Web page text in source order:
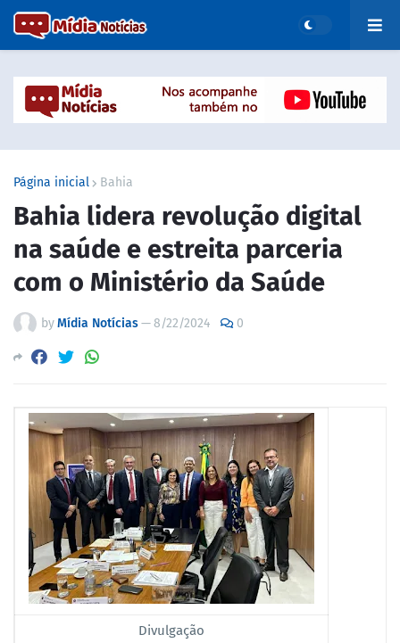
Página inicial Bahia
Bahia lidera revolução digital
na saúde e estreita parceria
com o Ministério da Saúde
byMídia Notícias—8/22/2024 0
Divulgação